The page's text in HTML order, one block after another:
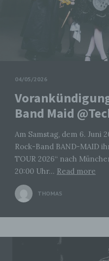
04/05/2026
Band Maid
Am Samstag, dem 6. Juni
Rock-Band BAND-MAID
TOUR 2026“ nach
20:00 Uhr… Read more
THOMAS